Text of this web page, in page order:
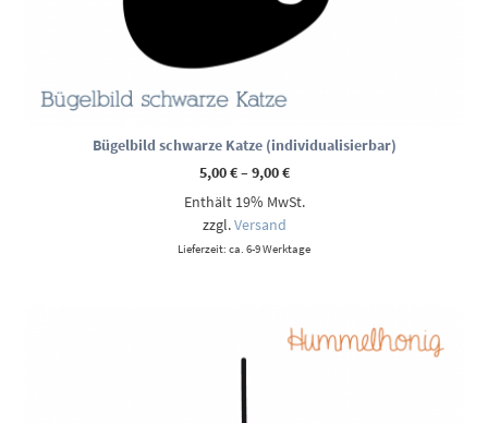
Bügelbild schwarze Katze (individualisierbar)
5,00€–9,00€Preisspanne:
bis
Enthält 19% MwSt.
zzgl.Versand
Lieferzeit: ca. 6-9 Werktage